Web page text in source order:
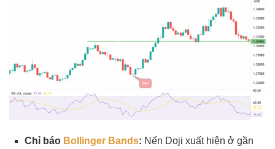
Chỉ báo Bollinger Bands: Nến Doji xuất hiện ở gần